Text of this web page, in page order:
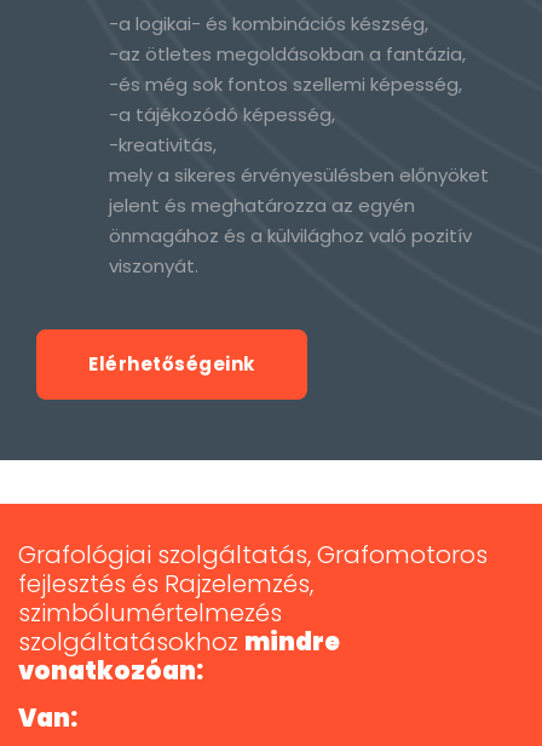
-a logikai- és kombinációs készség,
-az ötletes megoldásokban a fantázia,
-és még sok fontos szellemi képesség,
-a tájékozódó képesség,
-kreativitás,
mely a sikeres érvényesülésben előnyöket
jelent és meghatározza az egyén
önmagához és a külvilághoz való pozitív
viszonyát.
Elérhetőségeink
Grafológiai szolgáltatás, Grafomotoros
fejlesztés és Rajzelemzés,
szimbólumértelmezés
szolgáltatásokhoz mindre
vonatkozóan:
Van: